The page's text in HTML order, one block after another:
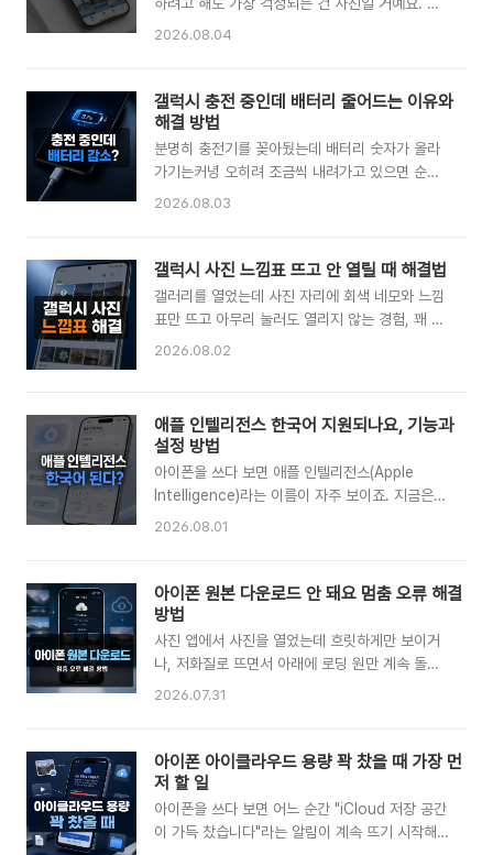
따로 봐야 하고요. 갤럭시 카메라 흐림을 잡으려면
에 맞는 조치를 골라야 시간을 아낄 수 있어요. 목
차렌즈 오염과 보호필름부터 확인하기가까이 찍을
때만 흐릿한 이유초점이 계속 왔다..
제를 끊는 순간 사진이 다 사라지는 건 아닐까 불
는 상태라면 시간이 지나면서 확인해야 할 부분이
생깁니다. 여기서는 결제 취소 후 사진이 실제로
어떻게 처리되는지, 취소 전에 무엇을 확인해야 하
는지 순서대로 살펴볼게요. 목차결제 취소하면 사
우드 사진 차이5GB 넘는 데이터는 어떻게 될까취
결제 취소하는 순서환불이 가능한 경우와 주의점
FAQ결제 취소하면 사진이 바로 사라질까아이클
라우드 결제를 취소해도 사진이 그 순간 삭제되지
는 않아..
2026.08.04
갤럭시 충전 중인데 배터리 줄어드는 이유와
해결 방법
분명히 충전기를 꽂아뒀는데 배터리 숫자가 올라
가기는커녕 오히려 조금씩 내려가고 있으면 순간
당황하게 되죠. 이 현상은 대부분 고장이 아니라,
전 속도를 줄이고 있기 때문에 생깁니다. 케이블이
나 단자 문제인 경우도 많아서 원인만 정확히 잡으
면 대부분 집에서 해결됩니다. 같은 "충전 중 배터
리 감소"라도 게임을 하면서 충전할 때, 정품이 아
닌 저가 케이블을 쓸 때, 충전 단자에 먼지가 낀 상
먼저 살펴보는 게 훨씬 빠르게 해결됩니다. 아래에
서 갤럭시 충전 중 배터리가 줄어드는 원인을 상황
별로 나눠서 하나씩 확인해볼게요. ..
2026.08.03
갤럭시 사진 느낌표 뜨고 안 열릴 때 해결법
갤러리를 열었는데 사진 자리에 회색 네모와 느낌
표만 뜨고 아무리 눌러도 열리지 않는 경험, 꽤 많
은 분들이 겪습니다. 결론부터 말하면 이 느낌표는
클라우드에만 있거나, 파일이 손상된 경우가 대부
분입니다. 삼성 공식 안내와 사용자 사례를 보면
원인에 따라 대처법이 완전히 갈립니다. 권한 문제
라면 설정 몇 번으로 바로 살아나고, 클라우드 동
기화 때문이라면 원본을 다시 내려받으면 되며, 파
아래 순서대로 내 상황이 어디에 해당하는지부터
확인해 보세요. 목차느낌표가 뜨..
2026.08.02
애플 인텔리전스 한국어 지원되나요, 기능과
설정 방법
아이폰을 쓰다 보면 애플 인텔리전스(Apple
Intelligence)라는 이름이 자주 보이죠. 지금은
한국어로도 글쓰기 도구와 요약, 사진 정리, 실시
기와 iOS 버전, 그리고 언어 설정까지 조건이 맞
아야 정상적으로 사용할 수 있어요. 이 글에서는
한국어로 사용할 수 있는 기능부터 지원 기기, 켜
는 방법, 아직 한국어로 지원되지 않는 기능까지
텔리전스 한국어 지금 지원되나요한국어로 쓸 수
한국어로 켜는 설정 방법아직 한국어가 안 되는 기
능은켜도 안 나올 때 확인할 점FAQ애플 인텔리전
스 한국어 지금 지원되나요애플 ..
2026.08.01
아이폰 원본 다운로드 안 돼요 멈춤 오류 해결
방법
사진 앱에서 사진을 열었는데 흐릿하게만 보이거
나, 저화질로 뜨면서 아래에 로딩 원만 계속 돌아
가는 경험 다들 한 번쯤 있으실 거예요. 아이폰에
가지 중 하나가 원인이에요. 기기 자체가 고장 난
게 아니라 조건이 안 맞아서 애플이 다운로드를 잠
깐 멈춰둔 경우가 훨씬 많습니다. 여기서는 원본
다운로드가 막히는 이유를 원인별로 나눠서 짚고,
2026.07.31
아이폰 아이클라우드 용량 꽉 찼을 때 가장 먼
저 할 일
아이폰을 쓰다 보면 어느 순간 "iCloud 저장 공간
이 가득 찼습니다"라는 알림이 계속 뜨기 시작해